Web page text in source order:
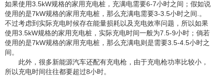
如果使用3.5kW规格的家用充电桩，充满电需要6-7小时之间；假如说
使用的是7kW规格的家用充电桩，那么充满电需要3-3.5小时之间.。
不过考虑到 实际充电时候存在能量损耗以及充电效率问题，所以如果
使用3.5kW规格的家用充电桩，实际充电时间一般为7.5-9小时；倘若
使用的是7kW规格的家用充电桩，那么充满电则是需要3.5-4.5小时之
间。
此外，很多新能源汽车还配有充电枪，由于充电枪功率比较小，
所以充电时间往往都要超过8小时。